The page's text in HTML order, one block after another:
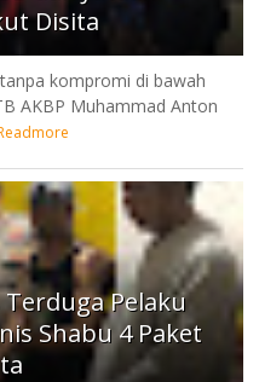
Disita
kompromi di bawah
AKBP Muhammad Anton
Terduga Pelaku
Shabu 4 Paket